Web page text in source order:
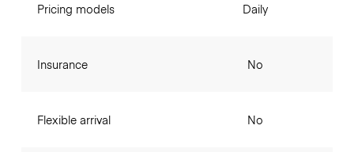
Pricing models
Insurance
Flexible arrival
Daily
No
No